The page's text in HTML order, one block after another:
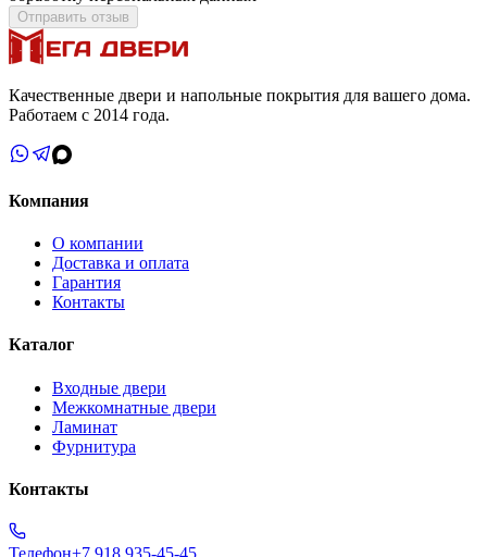
Отправить отзыв
Качественные двери и напольные покрытия для вашего дома.
Работаем с 2014 года.
Компания
О компании
Доставка и оплата
Гарантия
Контакты
Каталог
Входные двери
Межкомнатные двери
Ламинат
Фурнитура
Контакты